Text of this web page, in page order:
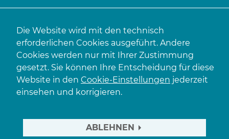
Die Website wird mit den technisch
erforderlichen Cookies ausgeführt. Andere
Cookies werden nur mit Ihrer Zustimmung
gesetzt. Sie können Ihre Entscheidung für diese
Website in den Cookie-Einstellungen jederzeit
einsehen und korrigieren.
ABLEHNEN